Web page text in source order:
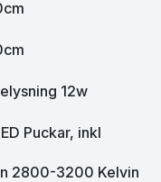
12w
Puckar, inkl
2800-3200 Kelvin